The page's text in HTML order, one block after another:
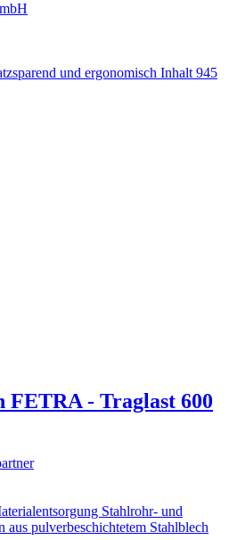
und ergonomisch Inhalt 945
FETRA - Traglast 600
Stahlrohr- und
pulverbeschichtetem Stahlblech